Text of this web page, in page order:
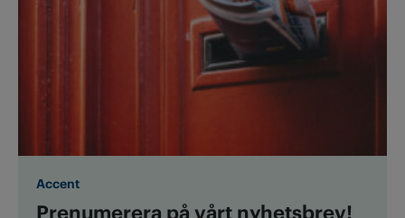
Accent
Prenumerera på vårt nyhetsbrev!